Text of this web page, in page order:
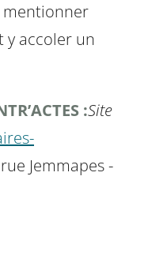
mentionner
y accoler un
:Site
Jemmapes -